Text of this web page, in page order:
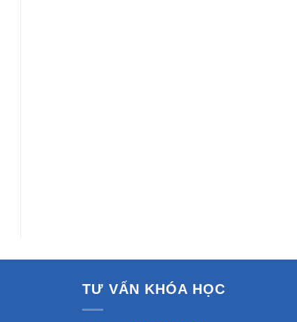
TƯ VẤN KHÓA HỌC